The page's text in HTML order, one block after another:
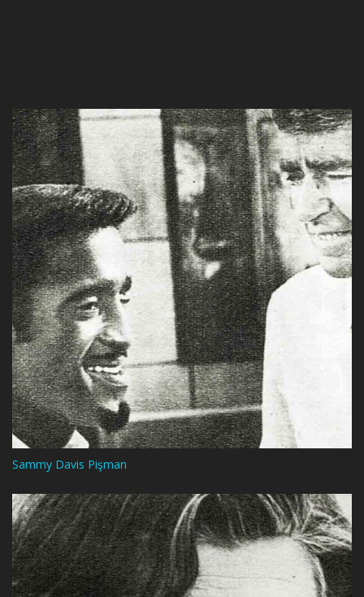
Sammy Davis Pişman